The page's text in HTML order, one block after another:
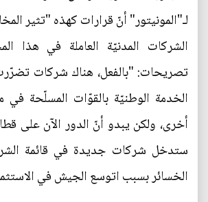
لـ"المونيتور" أنّ قرارات كهذه "تثير
الشركات المدنيّة العاملة في هذا
تصريحات: "بالفعل، هناك شركات
الخدمة الوطنيّة بالقوّات المسلّحة في
أخرى، ولكن يبدو أنّ الدور الآن على
ستدخل شركات جديدة في قائمة
الخسائر بسبب اتوسع الجيش في